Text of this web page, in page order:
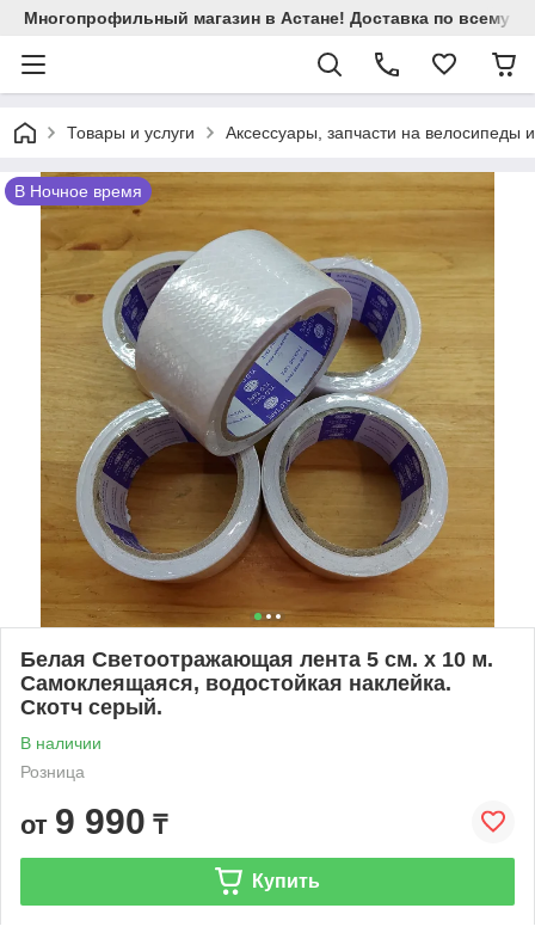
Многопрофильный магазин в Астане! Доставка по всему
Товары и услуги Аксессуары, запчасти на велосипеды
В Ночное время
Белая Светоотражающая лента 5 см. x 10 м.
Самоклеящаяся, водостойкая наклейка.
Скотч серый.
В наличии
Розница
от 9 990 ₸
Купить